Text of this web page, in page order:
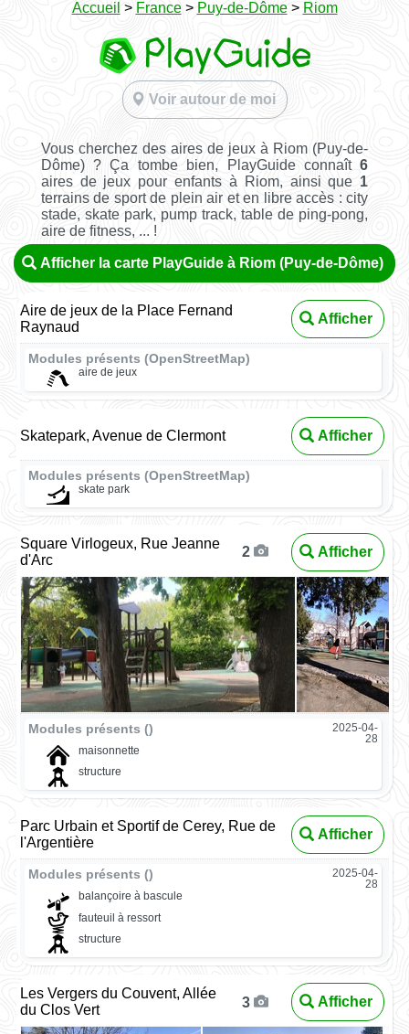
Accueil > France> Puy-de-Dôme> Riom
Voir autour de moi
Vous cherchez des aires de jeux à Riom (Puy-de-
Dôme) ? Ça tombe bien, PlayGuide connaît6
aires de jeux pour enfants à Riom, ainsi que 1
terrains de sport de plein air et en libre accès : city
stade, skate park, pump track, table de ping-pong,
aire de fitness, ... !
Afficher la carte PlayGuide à Riom (Puy-de-Dôme)
Aire de jeux de la Place Fernand
Raynaud
Afficher
Modules présents (OpenStreetMap)
aire de jeux
Skatepark, Avenue de Clermont Afficher
Modules présents (OpenStreetMap)
skate park
Square Virlogeux, Rue Jeanne
d'Arc
2 Afficher
Modules présents ()
2025-04-
28
maisonnette
structure
Parc Urbain et Sportif de Cerey, Rue de
l'Argentière
Afficher
Modules présents ()
2025-04-
28
balançoire à bascule
fauteuil à ressort
structure
Les Vergers du Couvent, Allée
du Clos Vert
3 Afficher